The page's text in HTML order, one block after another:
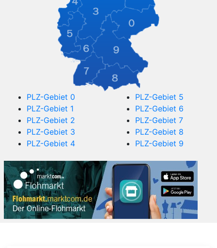
PLZ-Gebiet 0
PLZ-Gebiet 1
PLZ-Gebiet 2
PLZ-Gebiet 3
PLZ-Gebiet 4
PLZ-Gebiet 5
PLZ-Gebiet 6
PLZ-Gebiet 7
PLZ-Gebiet 8
PLZ-Gebiet 9